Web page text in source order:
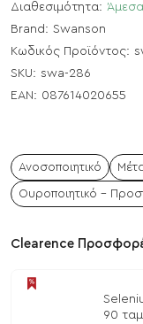
Διαθεσιμότητα:
Brand: Swanson
Κωδικός Προϊόντος:
SKU: swa-286
EAN: 087614020655
Ανοσοποιητικό
Ουροποιητικό -
Clearence
90